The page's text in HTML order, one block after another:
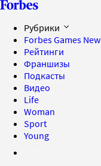
Рубрики
Forbes Games New
Рейтинги
Франшизы
Подкасты
Видео
Life
Woman
Sport
Young